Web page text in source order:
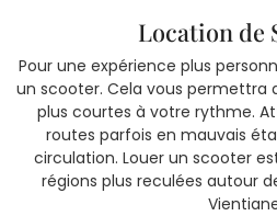
Location de
Pour une expérience plus
un scooter. Cela vous permettra
plus courtes à votre rythme.
routes parfois en mauvais
circulation. Louer un scooter
régions plus reculées autour